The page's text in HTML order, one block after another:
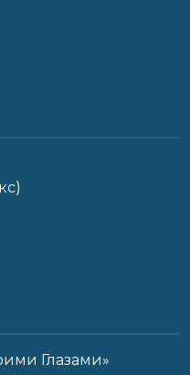
Глазами»